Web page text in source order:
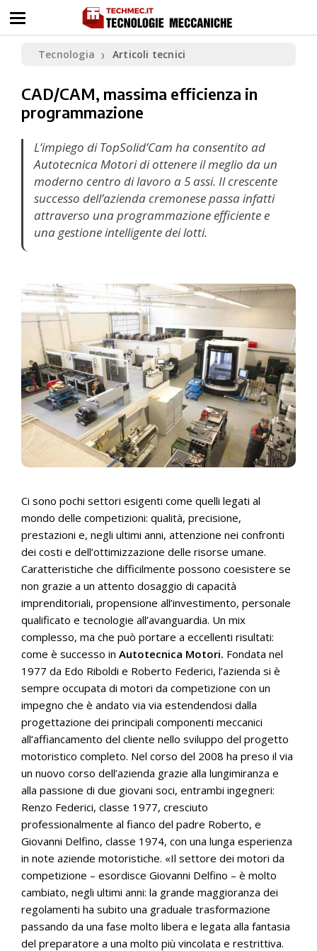
Tecnologia ❯ Articoli tecnici
CAD/CAM, massima efficienza in
programmazione
L’impiego di TopSolid’Cam ha consentito ad
Autotecnica Motori di ottenere il meglio da un
moderno centro di lavoro a 5 assi. Il crescente
successo dell’azienda cremonese passa infatti
attraverso una programmazione efficiente e
una gestione intelligente dei lotti.
Ci sono pochi settori esigenti come quelli legati al
mondo delle competizioni: qualità, precisione,
prestazioni e, negli ultimi anni, attenzione nei confronti
dei costi e dell’ottimizzazione delle risorse umane.
Caratteristiche che difficilmente possono coesistere se
non grazie a un attento dosaggio di capacità
imprenditoriali, propensione all’investimento, personale
qualificato e tecnologie all’avanguardia. Un mix
complesso, ma che può portare a eccellenti risultati:
come è successo in Autotecnica Motori. Fondata nel
1977 da Edo Riboldi e Roberto Federici, l’azienda si è
sempre occupata di motori da competizione con un
impegno che è andato via via estendendosi dalla
progettazione dei principali componenti meccanici
all’affiancamento del cliente nello sviluppo del progetto
motoristico completo. Nel corso del 2008 ha preso il via
un nuovo corso dell’azienda grazie alla lungimiranza e
alla passione di due giovani soci, entrambi ingegneri:
Renzo Federici, classe 1977, cresciuto
professionalmente al fianco del padre Roberto, e
Giovanni Delfino, classe 1974, con una lunga esperienza
in note aziende motoristiche. «Il settore dei motori da
competizione – esordisce Giovanni Delfino – è molto
cambiato, negli ultimi anni: la grande maggioranza dei
regolamenti ha subito una graduale trasformazione
passando da una fase molto libera e legata alla fantasia
del preparatore a una molto più vincolata e restrittiva.